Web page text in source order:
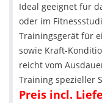
Ideal geeignet für
oder im
Trainingsgerät für
sowie Kraft-
reicht vom
Training spezieller
Preis incl.